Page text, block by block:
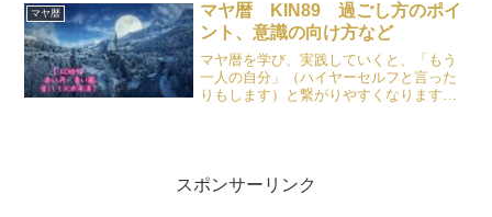
マヤ暦
マヤ暦 KIN89 過ごし方のポイ
ント、意識の向け方など
マヤ暦を学び、実践していくと、「もう
一人の自分」（ハイヤーセルフと言った
りもします）と繋がりやすくなります。
こうすればいいよ。」とささやいてくれ
るわけではありません。直感、予感や夢
スポンサーリンク